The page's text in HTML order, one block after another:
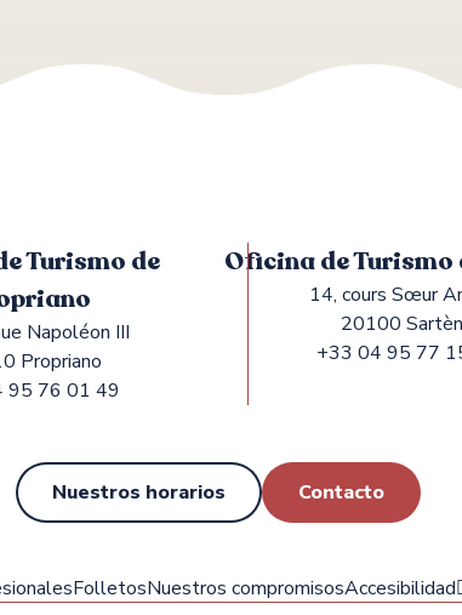
Turismo de
Napoléon III
Propriano
95 76 01 49
Oficina de Turismo
14, cours Sœur
20100
+33 04 95 77
Nuestros horarios Contacto
FolletosNuestros compromisosAccesibilidad